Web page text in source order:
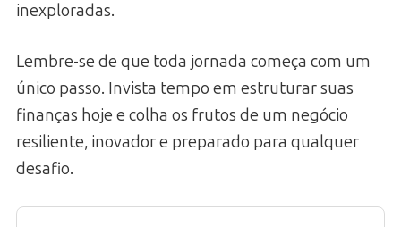
inexploradas.
Lembre-se de que toda jornada começa com um
único passo. Invista tempo em estruturar suas
finanças hoje e colha os frutos de um negócio
resiliente, inovador e preparado para qualquer
desafio.